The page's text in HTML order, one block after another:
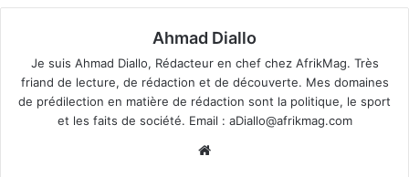
Ahmad Diallo
Je suis Ahmad Diallo, Rédacteur en chef chez AfrikMag. Très
friand de lecture, de rédaction et de découverte. Mes domaines
de prédilection en matière de rédaction sont la politique, le sport
et les faits de société. Email : aDiallo@afrikmag.com